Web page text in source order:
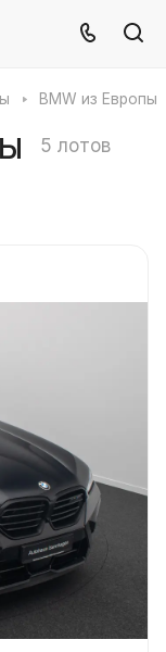
BMW из Европы
5 лотов